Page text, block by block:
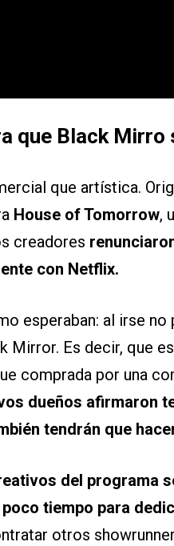
que Black Mirro
que artística.
House of Tomorrow,
creadores
con Netflix.
esperaban: al irse
Mirror. Es decir, que
comprada por una
dueños afirmaron
tendrán que
del programa
tiempo para
otros